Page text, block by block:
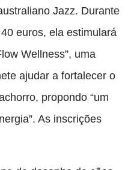
Jazz. Durante
euros, ela estimulará
Wellness”, uma
ajudar a fortalecer o
propondo “um
As inscrições